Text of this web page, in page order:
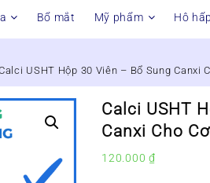
Bổ mắt Mỹ phẩm Hô hấp
USHT Hộp 30 Viên – Bổ Sung Canxi
Calci USHT
Canxi Cho
120.000 ₫